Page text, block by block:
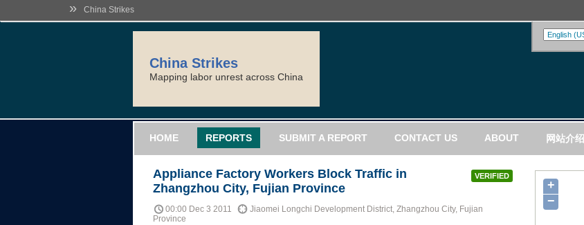
» China Strikes
China Strikes
Mapping labor unrest across China
HOME REPORTS SUBMIT A REPORT CONTACT US ABOUT 网站介绍
VERIFIED
Appliance Factory Workers Block Traffic in
Zhangzhou City, Fujian Province
00:00 Dec 3 2011
Jiaomei Longchi Development District, Zhangzhou City, Fujian
Province
+
−